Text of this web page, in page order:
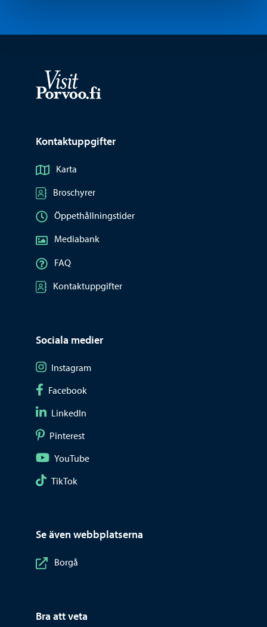
Kontaktuppgifter
Karta
Broschyrer
Öppethållningstider
Mediabank
FAQ
Kontaktuppgifter
Sociala medier
Följ på Instagram
Instagram
Följ på Facebook
Facebook
Följ på LinkedIn
LinkedIn
Följ på Pinterest
Pinterest
Följ på YouTube
YouTube
Följ på TikTok
TikTok
Se även webbplatserna
Borgå
Bra att veta